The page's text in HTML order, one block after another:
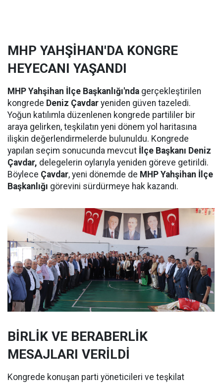
MHP YAHŞİHAN'DA KONGRE
HEYECANI YAŞANDI
MHP Yahşihan İlçe Başkanlığı'nda gerçekleştirilen
kongrede Deniz Çavdar yeniden güven tazeledi.
Yoğun katılımla düzenlenen kongrede partililer bir
araya gelirken, teşkilatın yeni dönem yol haritasına
ilişkin değerlendirmelerde bulunuldu. Kongrede
yapılan seçim sonucunda mevcut İlçe Başkanı Deniz
Çavdar, delegelerin oylarıyla yeniden göreve getirildi.
Böylece Çavdar, yeni dönemde de MHP Yahşihan İlçe
Başkanlığı görevini sürdürmeye hak kazandı.
BİRLİK VE BERABERLİK
MESAJLARI VERİLDİ
Kongrede konuşan parti yöneticileri ve teşkilat